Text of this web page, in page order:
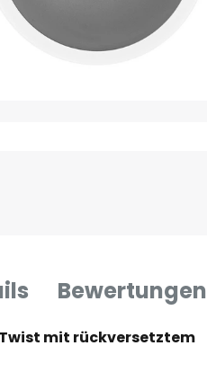
Bewertungen
mit rückversetztem